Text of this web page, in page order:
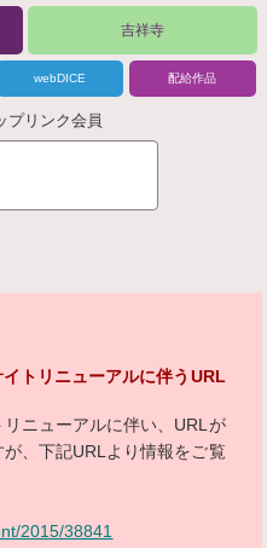
吉祥寺
webDICE 配給作品
プリンク会員
イトリニューアルに伴うURL
リニューアルに伴い、URLが
、下記URLより情報をご覧
2015/38841